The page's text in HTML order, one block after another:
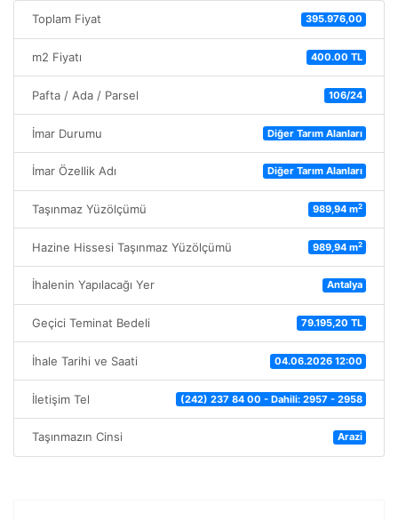
Toplam Fiyat 395.976,00
m2 Fiyatı 400.00 TL
Pafta / Ada / Parsel 106/24
İmar Durumu Diğer Tarım Alanları
İmar Özellik Adı Diğer Tarım Alanları
Taşınmaz Yüzölçümü 989,94 m2
Hazine Hissesi Taşınmaz Yüzölçümü 989,94 m2
İhalenin Yapılacağı Yer Antalya
Geçici Teminat Bedeli 79.195,20 TL
İhale Tarihi ve Saati 04.06.2026 12:00
İletişim Tel (242) 237 84 00 - Dahili: 2957 - 2958
Taşınmazın Cinsi Arazi